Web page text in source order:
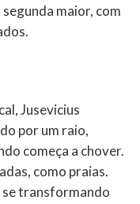
maior, com
Jusevicius
por um raio,
começa a chover.
como praias.
se transformando